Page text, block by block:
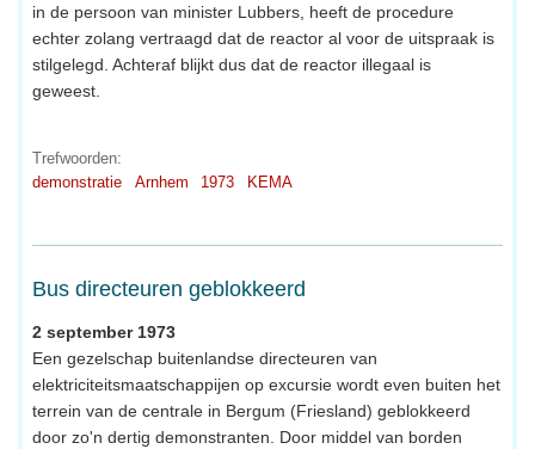
in de persoon van minister Lubbers, heeft de procedure
echter zolang vertraagd dat de reactor al voor de uitspraak is
stilgelegd. Achteraf blijkt dus dat de reactor illegaal is
geweest.
Trefwoorden:
demonstratie
Arnhem 1973 KEMA
Bus directeuren geblokkeerd
2 september 1973
Een gezelschap buitenlandse directeuren van
elektriciteitsmaatschappijen op excursie wordt even buiten het
terrein van de centrale in Bergum (Friesland) geblokkeerd
door zo'n dertig demonstranten. Door middel van borden